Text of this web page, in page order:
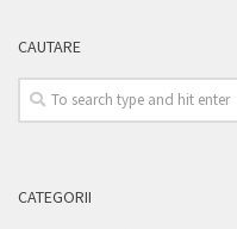
CAUTARE
CATEGORII